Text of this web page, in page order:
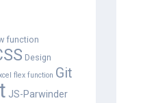
function
Design
flex function Git
JS-Parwinder